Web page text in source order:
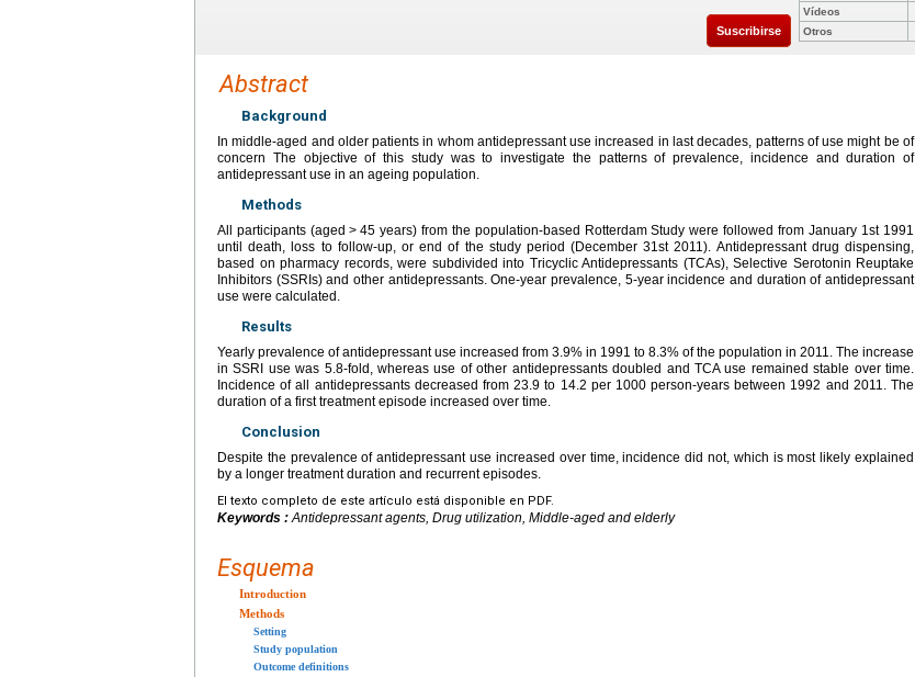
Suscribirse
Vídeos
Otros
Abstract
Background
In middle-aged and older patients in whom antidepressant use increased in last decades, patterns of use might be of
concern The objective of this study was to investigate the patterns of prevalence, incidence and duration of
antidepressant use in an ageing population.
Methods
All participants (aged > 45 years) from the population-based Rotterdam Study were followed from January 1st 1991
until death, loss to follow-up, or end of the study period (December 31st 2011). Antidepressant drug dispensing,
based on pharmacy records, were subdivided into Tricyclic Antidepressants (TCAs), Selective Serotonin Reuptake
Inhibitors (SSRIs) and other antidepressants. One-year prevalence, 5-year incidence and duration of antidepressant
use were calculated.
Results
Yearly prevalence of antidepressant use increased from 3.9% in 1991 to 8.3% of the population in 2011. The increase
in SSRI use was 5.8-fold, whereas use of other antidepressants doubled and TCA use remained stable over time.
Incidence of all antidepressants decreased from 23.9 to 14.2 per 1000 person-years between 1992 and 2011. The
duration of a first treatment episode increased over time.
Conclusion
Despite the prevalence of antidepressant use increased over time, incidence did not, which is most likely explained
by a longer treatment duration and recurrent episodes.
El texto completo de este artículo está disponible en PDF.
Keywords :Antidepressant agents, Drug utilization, Middle-aged and elderly
Esquema
Introduction
Methods
Setting
Study population
Outcome definitions